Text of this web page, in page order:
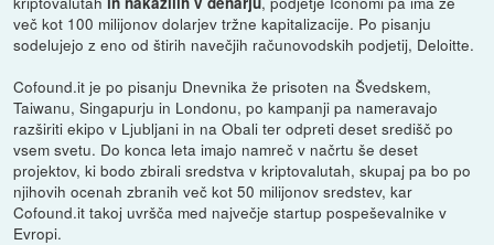
več kot 100 milijonov dolarjev tržne kapitalizacije. Po pisanju
sodelujejo z eno od štirih navečjih računovodskih podjetij, Deloitte.
Cofound.it je po pisanju Dnevnika že prisoten na Švedskem,
Taiwanu, Singapurju in Londonu, po kampanji pa nameravajo
razširiti ekipo v Ljubljani in na Obali ter odpreti deset središč po
vsem svetu. Do konca leta imajo namreč v načrtu še deset
projektov, ki bodo zbirali sredstva v kriptovalutah, skupaj pa bo po
njihovih ocenah zbranih več kot 50 milijonov sredstev, kar
Cofound.it takoj uvršča med največje startup pospeševalnike v
Evropi.